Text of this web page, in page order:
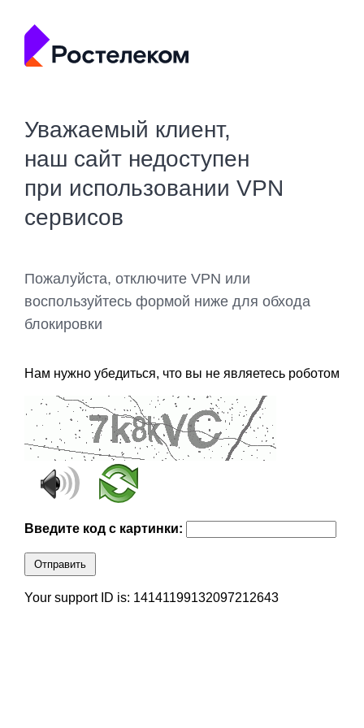
Уважаемый клиент,
наш сайт недоступен
при использовании VPN
сервисов
Пожалуйста, отключите VPN или
воспользуйтесь формой ниже для обхода
блокировки
Нам нужно убедиться, что вы не являетесь роботом
Введите код с картинки:
Отправить
Your support ID is: 14141199132097212643